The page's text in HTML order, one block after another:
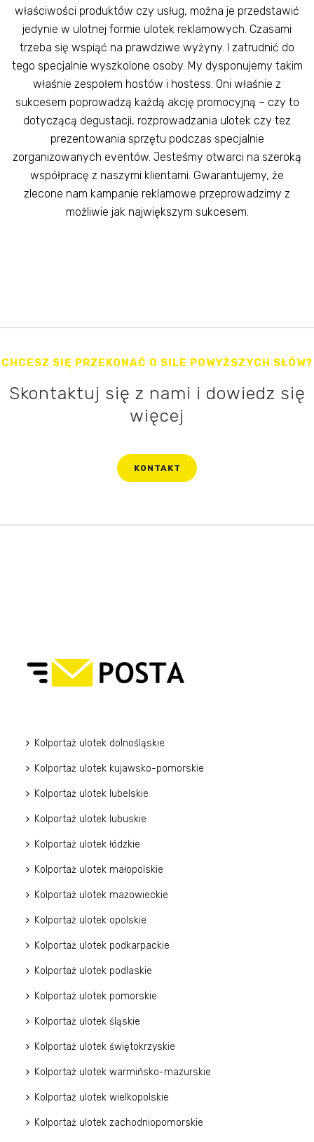
właściwości produktów czy usług, można je przedstawić
jedynie w ulotnej formie ulotek reklamowych. Czasami
trzeba się wspiąć na prawdziwe wyżyny. I zatrudnić do
tego specjalnie wyszkolone osoby. My dysponujemy takim
właśnie zespołem hostów i hostess. Oni właśnie z
sukcesem poprowadzą każdą akcję promocyjną – czy to
dotyczącą degustacji, rozprowadzania ulotek czy tez
prezentowania sprzętu podczas specjalnie
zorganizowanych eventów. Jesteśmy otwarci na szeroką
współpracę z naszymi klientami. Gwarantujemy, że
zlecone nam kampanie reklamowe przeprowadzimy z
możliwie jak największym sukcesem.
CHCESZ SIĘ PRZEKONAĆ O SILE POWYŻSZYCH SŁÓW?
Skontaktuj się z nami i dowiedz się
więcej
KONTAKT
Kolportaż ulotek dolnośląskie
Kolportaż ulotek kujawsko-pomorskie
Kolportaż ulotek lubelskie
Kolportaż ulotek lubuskie
Kolportaż ulotek łódzkie
Kolportaż ulotek małopolskie
Kolportaż ulotek mazowieckie
Kolportaż ulotek opolskie
Kolportaż ulotek podkarpackie
Kolportaż ulotek podlaskie
Kolportaż ulotek pomorskie
Kolportaż ulotek śląskie
Kolportaż ulotek świętokrzyskie
Kolportaż ulotek warmińsko-mazurskie
Kolportaż ulotek wielkopolskie
Kolportaż ulotek zachodniopomorskie